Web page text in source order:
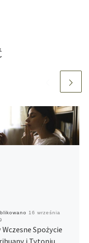
16 września
Wczesne Spożycie
i Tytoniu